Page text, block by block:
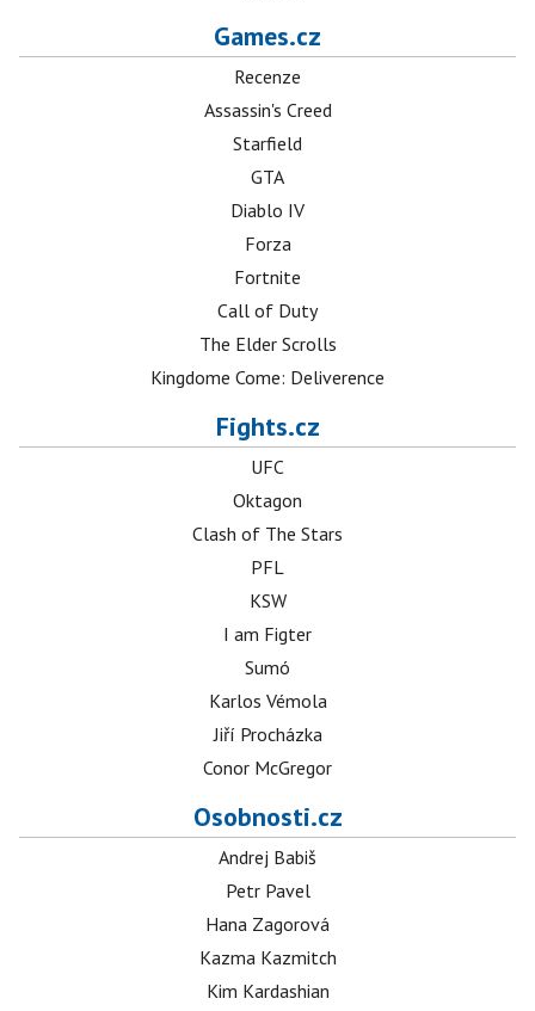
Games.cz
Recenze
Assassin's Creed
Starfield
GTA
Diablo IV
Forza
Fortnite
Call of Duty
The Elder Scrolls
Kingdome Come: Deliverence
Fights.cz
UFC
Oktagon
Clash of The Stars
PFL
KSW
I am Figter
Sumó
Karlos Vémola
Jiří Procházka
Conor McGregor
Osobnosti.cz
Andrej Babiš
Petr Pavel
Hana Zagorová
Kazma Kazmitch
Kim Kardashian